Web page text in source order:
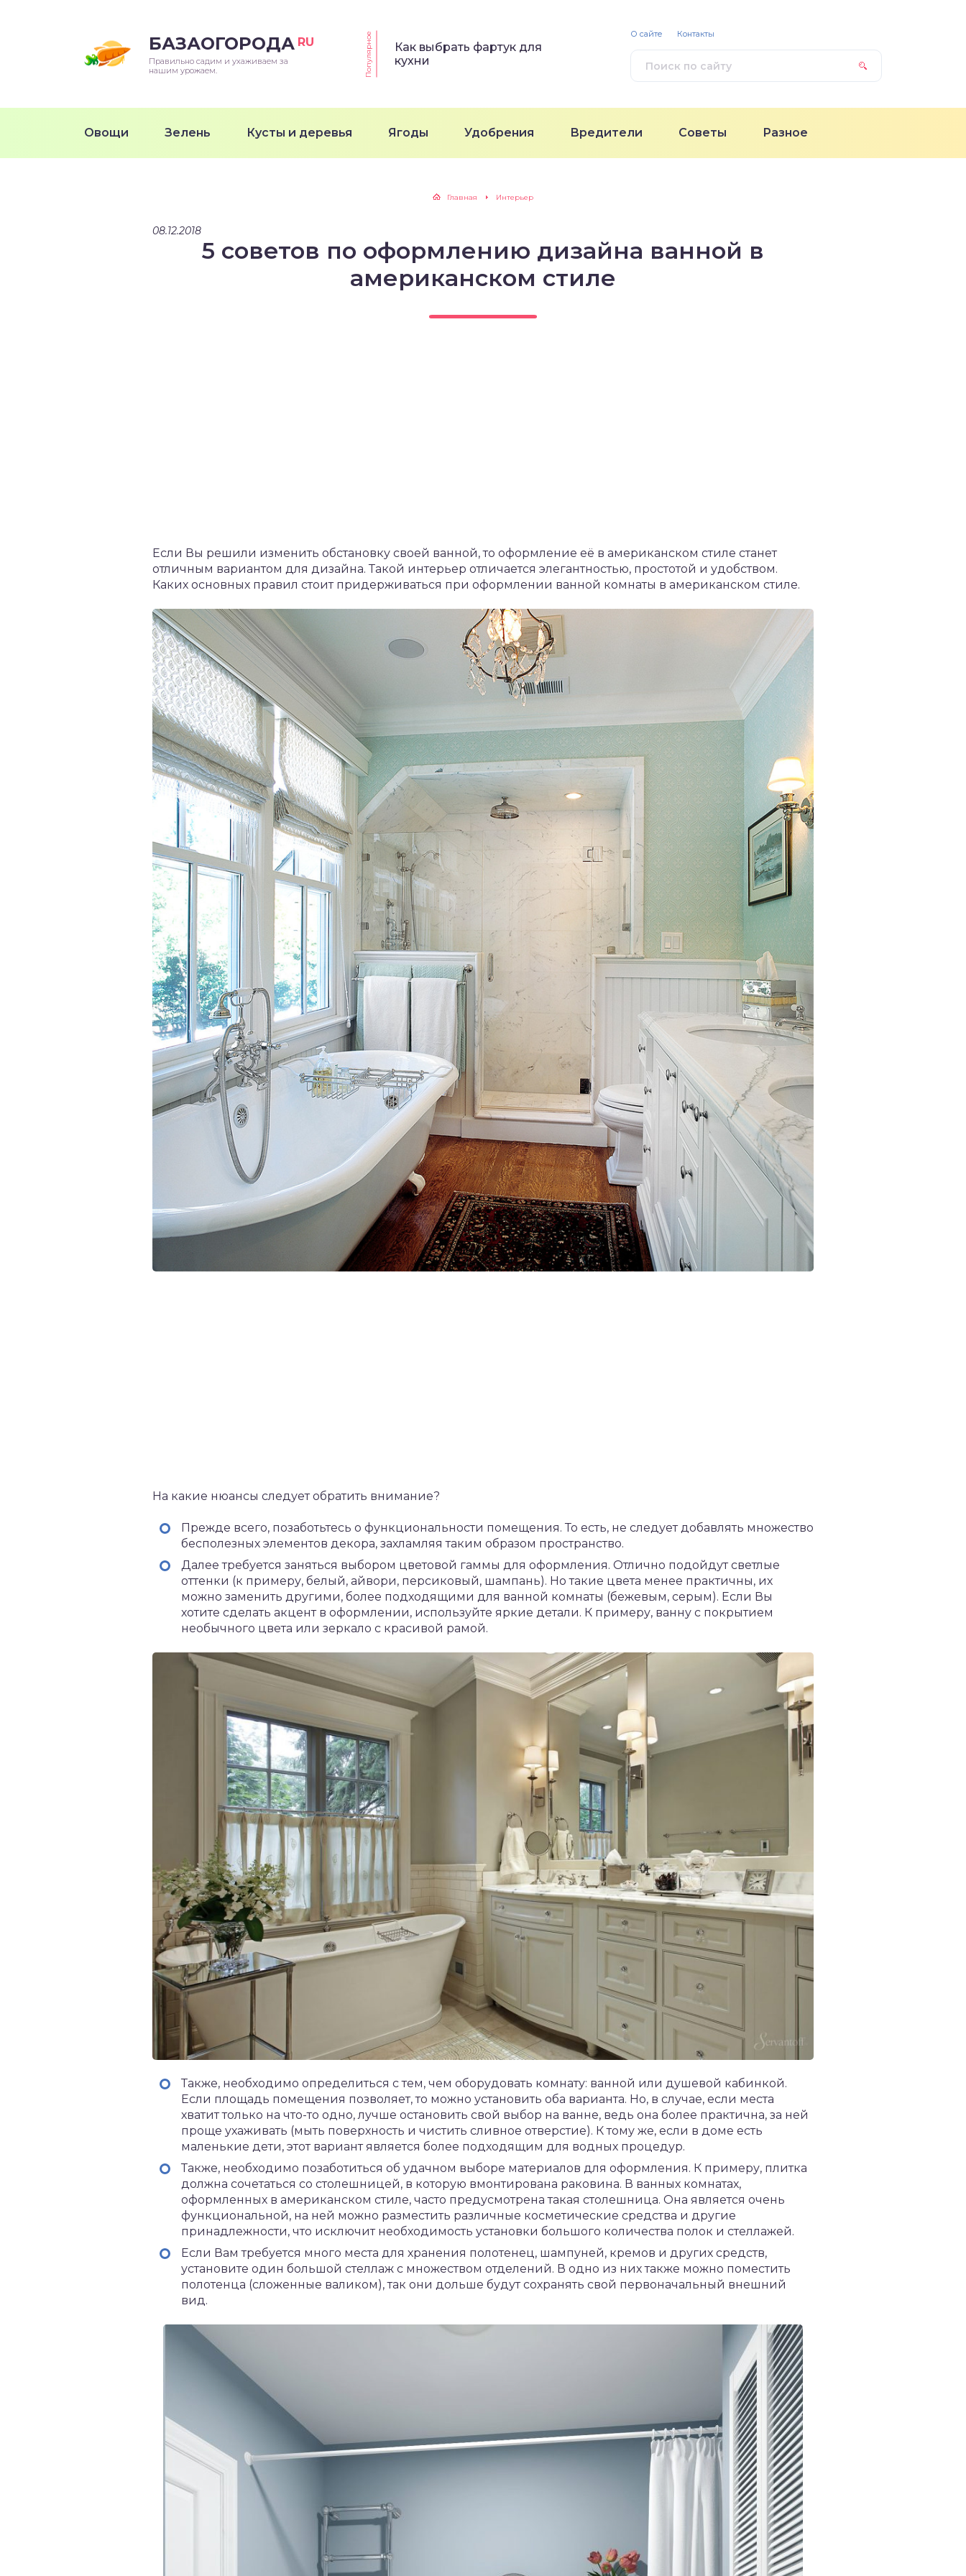
БАЗАОГОРОДА RU
Правильно садим и ухаживаем за
нашим урожаем.
Популярное
Как выбрать фартук для
кухни
Овощи Зелень Кусты и деревья Ягоды Удобрения Вредители Советы Разное
О сайте Контакты
Главная Интерьер
08.12.2018
5 советов по оформлению дизайна ванной в
американском стиле
Если Вы решили изменить обстановку своей ванной, то оформление её в американском стиле станет
отличным вариантом для дизайна. Такой интерьер отличается элегантностью, простотой и удобством.
Каких основных правил стоит придерживаться при оформлении ванной комнаты в американском стиле.
На какие нюансы следует обратить внимание?
Прежде всего, позаботьтесь о функциональности помещения. То есть, не следует добавлять множество
бесполезных элементов декора, захламляя таким образом пространство.
Далее требуется заняться выбором цветовой гаммы для оформления. Отлично подойдут светлые
оттенки (к примеру, белый, айвори, персиковый, шампань). Но такие цвета менее практичны, их
можно заменить другими, более подходящими для ванной комнаты (бежевым, серым). Если Вы
хотите сделать акцент в оформлении, используйте яркие детали. К примеру, ванну с покрытием
необычного цвета или зеркало с красивой рамой.
Также, необходимо определиться с тем, чем оборудовать комнату: ванной или душевой кабинкой.
Если площадь помещения позволяет, то можно установить оба варианта. Но, в случае, если места
хватит только на что-то одно, лучше остановить свой выбор на ванне, ведь она более практична, за ней
проще ухаживать (мыть поверхность и чистить сливное отверстие). К тому же, если в доме есть
маленькие дети, этот вариант является более подходящим для водных процедур.
Также, необходимо позаботиться об удачном выборе материалов для оформления. К примеру, плитка
должна сочетаться со столешницей, в которую вмонтирована раковина. В ванных комнатах,
оформленных в американском стиле, часто предусмотрена такая столешница. Она является очень
функциональной, на ней можно разместить различные косметические средства и другие
принадлежности, что исключит необходимость установки большого количества полок и стеллажей.
Если Вам требуется много места для хранения полотенец, шампуней, кремов и других средств,
установите один большой стеллаж с множеством отделений. В одно из них также можно поместить
полотенца (сложенные валиком), так они дольше будут сохранять свой первоначальный внешний
вид.